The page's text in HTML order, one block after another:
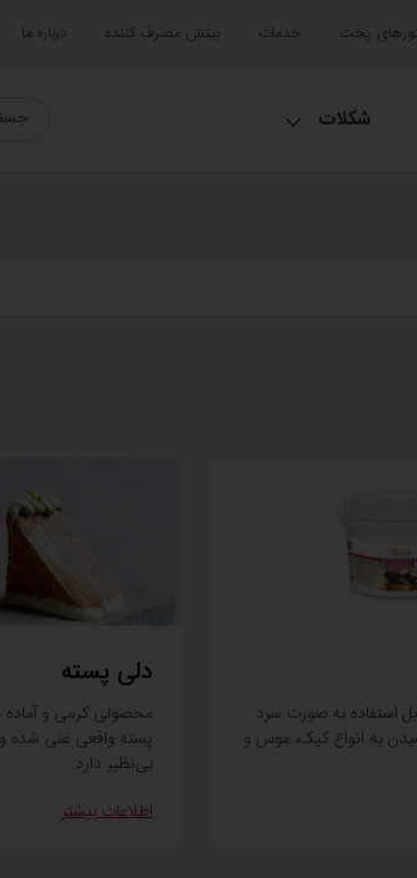
پخت خدمات بینش مصرف کننده درباره ما
شکلات
استفاده به صورت سرد
به انواع کیک، موس و
دلی پسته
محصولی کرمی و
پسته واقعی غنی شده
بی‌نظیر دارد.
اطلاعات بیشتر